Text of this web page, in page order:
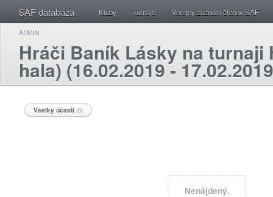
SAF databáza Kluby Turnaje Verejný zoznam členov SAF
ADMIN /
Hráči Baník Lásky na turnaji
hala) (16.02.2019 -
Všetky účasti (0)
Nenájdený.